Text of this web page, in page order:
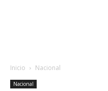
Inicio Nacional
Nacional